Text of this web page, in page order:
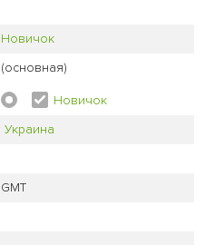
Новичок
(основная)
Новичок
Украина
GMT